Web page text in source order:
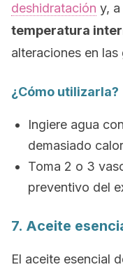
deshidratación y,
temperatura
alteraciones en
¿Cómo utilizarla?
Ingiere agua
demasiado
Toma 2 o 3
preventivo del
7. Aceite
El aceite esencial